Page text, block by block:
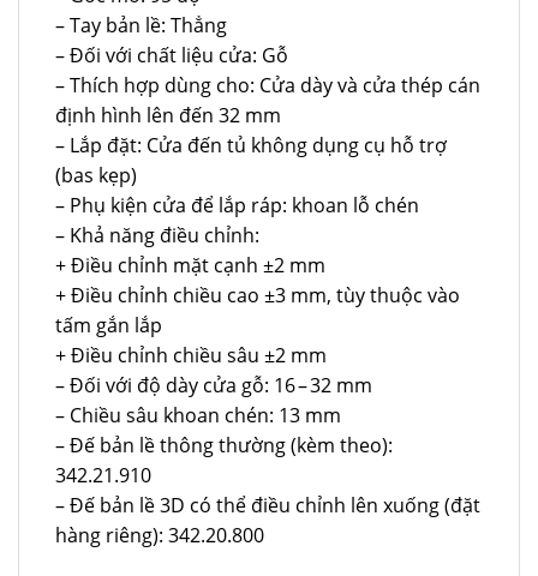
– Tay bản lề: Thẳng
– Đối với chất liệu cửa: Gỗ
– Thích hợp dùng cho: Cửa dày và cửa thép cán
định hình lên đến 32 mm
– Lắp đặt: Cửa đến tủ không dụng cụ hỗ trợ
(bas kẹp)
– Phụ kiện cửa để lắp ráp: khoan lỗ chén
– Khả năng điều chỉnh:
+ Điều chỉnh mặt cạnh ±2 mm
+ Điều chỉnh chiều cao ±3 mm, tùy thuộc vào
tấm gắn lắp
+ Điều chỉnh chiều sâu ±2 mm
– Đối với độ dày cửa gỗ: 16 – 32 mm
– Chiều sâu khoan chén: 13 mm
– Đế bản lề thông thường (kèm theo):
342.21.910
– Đế bản lề 3D có thể điều chỉnh lên xuống (đặt
hàng riêng): 342.20.800